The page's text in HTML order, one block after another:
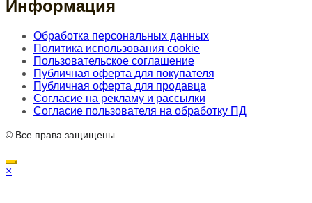
Информация
Обработка персональных данных
Политика использования cookie
Пользовательское соглашение
Публичная оферта для покупателя
Публичная оферта для продавца
Согласие на рекламу и рассылки
Согласие пользователя на обработку ПД
© Все права защищены
×